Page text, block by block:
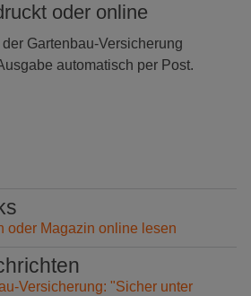
oder online
Gartenbau-Versicherung
automatisch per Post.
oder Magazin online lesen
Versicherung: "Sicher unter